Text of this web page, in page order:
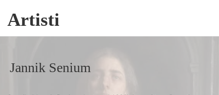
Artisti
Jannik Senium